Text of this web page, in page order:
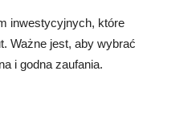
inwestycyjnych, które
Ważne jest, aby wybrać
i godna zaufania.